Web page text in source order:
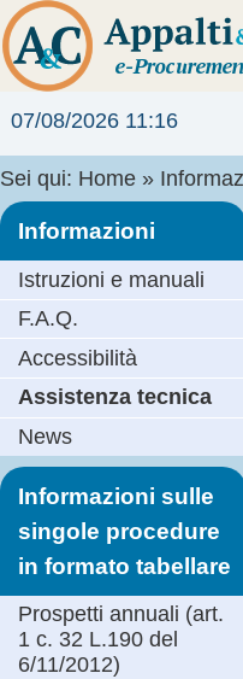
07/08/2026 11:16
Sei qui: Home »
Informazioni
Istruzioni e manuali
F.A.Q.
Accessibilità
Assistenza tecnica
News
Informazioni sulle
singole procedure
in formato tabellare
Prospetti annuali (art.
1 c. 32 L.190 del
6/11/2012)